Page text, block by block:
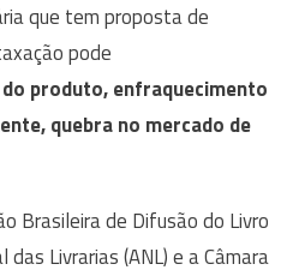
que tem proposta de
pode
produto, enfraquecimento
quebra no mercado de
Brasileira de Difusão do Livro
das Livrarias (ANL) e a Câmara